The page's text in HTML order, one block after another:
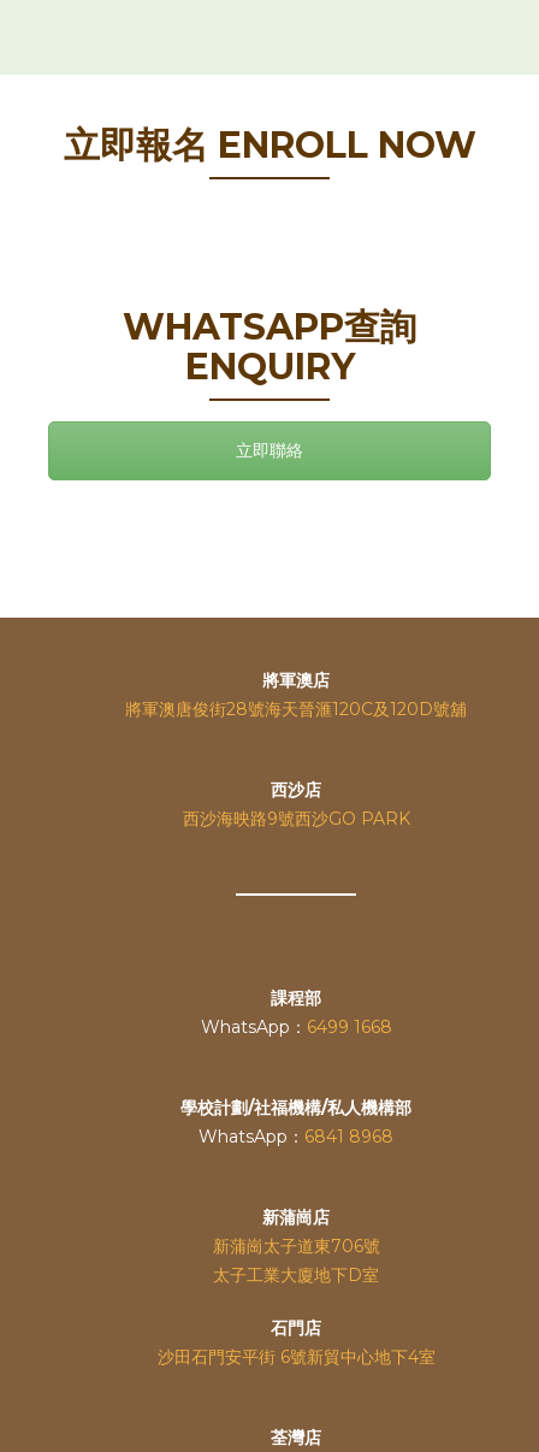
立即報名 ENROLL NOW
WHATSAPP查詢
ENQUIRY
立即聯絡
將軍澳店
將軍澳唐俊街28號海天晉滙120C及120D號舖
西沙店
西沙海映路9號西沙GO PARK
課程部
WhatsApp： 6499 1668
學校計劃/社福機構/私人機構部
WhatsApp： 6841 8968
新蒲崗店
新蒲崗太子道東706號
太子工業大廈地下D室
石門店
沙田石門安平街 6號新貿中心地下4室
荃灣店